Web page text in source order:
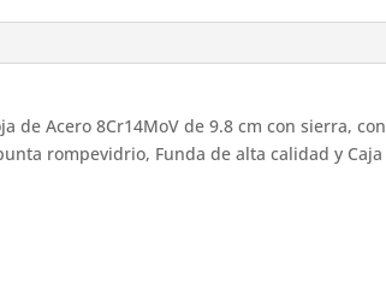
de Acero 8Cr14MoV de 9.8 cm con sierra, con
rompevidrio, Funda de alta calidad y Caja